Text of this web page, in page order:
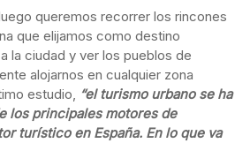
queremos recorrer los rincones
que elijamos como destino
la ciudad y ver los pueblos de
alojarnos en cualquier zona
estudio, “el turismo urbano se ha
los principales motores de
turístico en España. En lo que va